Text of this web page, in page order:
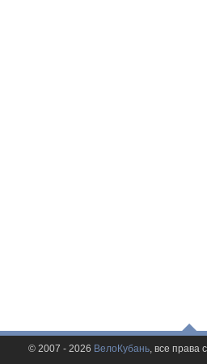
© 2007 - 2026 ВелоКубань, все права